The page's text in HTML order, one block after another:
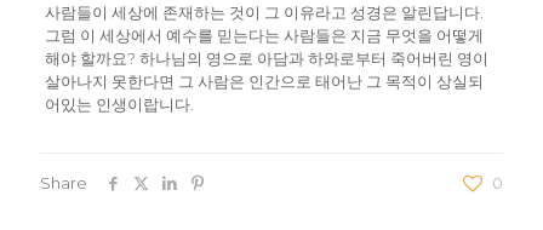
사람들이 세상에 존재하는 것이 그 이유라고 성경은 알린답니다.
그럼 이 세상에서 예수를 믿는다는 사람들은 지금 무엇을 어떻게
해야 할까요? 하나님의 영으로 아담과 하와로부터 죽어버린 영이
살아나지 못한다면 그 사람은 인간으로 태어난 그 목적이 상실되
어있는 인생이랍니다.
Share 0